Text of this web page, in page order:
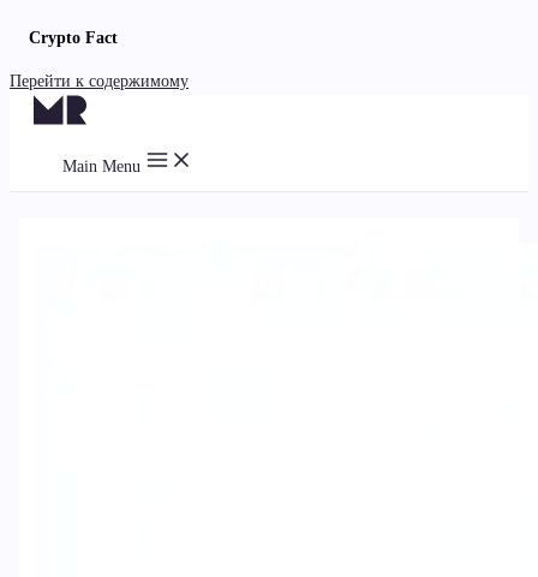
Crypto Fact
Перейти к содержимому
Main Menu